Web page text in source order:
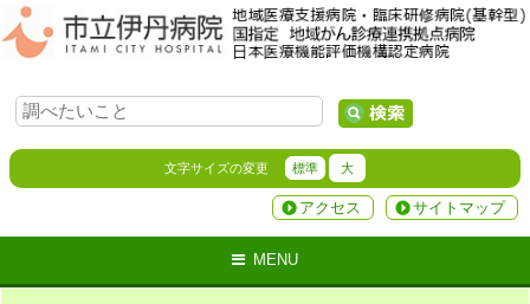
文字サイズの変更 標準 大
サイトマップ
アクセス
MENU